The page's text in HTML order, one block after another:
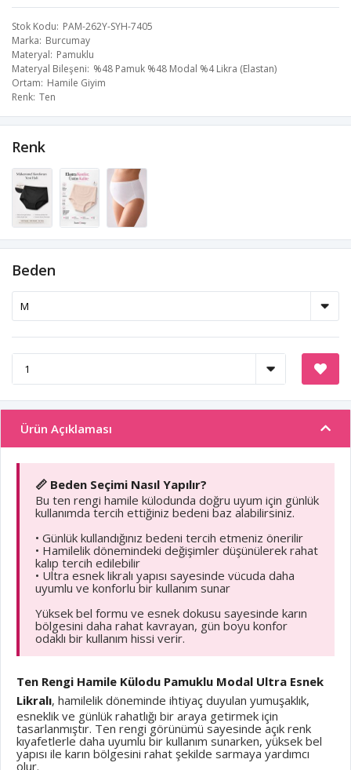
Stok Kodu PAM-262Y-SYH-7405
Marka Burcumay
Materyal Pamuklu
Materyal Bileşeni %48 Pamuk %48 Modal %4 Likra (Elastan)
Ortam Hamile Giyim
Renk Ten
Renk
Beden
Ürün Açıklaması
📏 Beden Seçimi Nasıl Yapılır?
Bu ten rengi hamile külodunda doğru uyum için günlük
kullanımda tercih ettiğiniz bedeni baz alabilirsiniz.
• Günlük kullandığınız bedeni tercih etmeniz önerilir
• Hamilelik dönemindeki değişimler düşünülerek rahat
kalıp tercih edilebilir
• Ultra esnek likralı yapısı sayesinde vücuda daha
uyumlu ve konforlu bir kullanım sunar
Yüksek bel formu ve esnek dokusu sayesinde karın
bölgesini daha rahat kavrayan, gün boyu konfor
odaklı bir kullanım hissi verir.
Ten Rengi Hamile Külodu Pamuklu Modal Ultra Esnek
Likralı, hamilelik döneminde ihtiyaç duyulan yumuşaklık,
esneklik ve günlük rahatlığı bir araya getirmek için
tasarlanmıştır. Ten rengi görünümü sayesinde açık renk
kıyafetlerle daha uyumlu bir kullanım sunarken, yüksek bel
yapısı ile karın bölgesini rahat şekilde sarmaya yardımcı
olur.